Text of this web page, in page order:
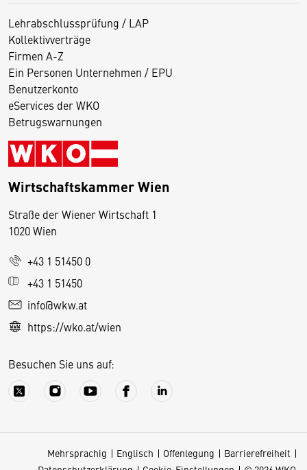
Lehrabschlussprüfung / LAP
Kollektivverträge
Firmen A-Z
Ein Personen Unternehmen / EPU
Benutzerkonto
eServices der WKO
Betrugswarnungen
Wirtschaftskammer Wien
Straße der Wiener Wirtschaft 1
1020 Wien
+43 1 51450 0
+43 1 51450
info@wkw.at
https://wko.at/wien
Besuchen Sie uns auf:
Mehrsprachig Englisch Offenlegung
Barrierefreiheit
D
e
s
S
e